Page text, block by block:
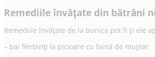
Remediile învățate din bătrâni
Remediile învățate de la bunica pot fi și ele
– bai fierbinți la picioare cu faină de muștar